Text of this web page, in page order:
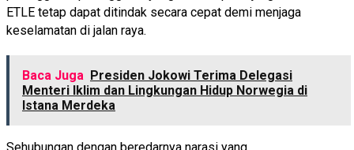
ETLE tetap dapat ditindak secara cepat demi menjaga
keselamatan di jalan raya.
Baca Juga Presiden Jokowi Terima Delegasi
Menteri Iklim dan Lingkungan Hidup Norwegia di
Istana Merdeka
Sehubungan dengan beredarnya narasi yang